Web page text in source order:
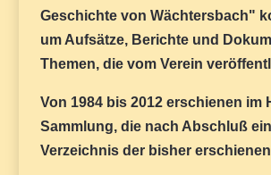
Geschichte von Wächtersbach"
um Aufsätze, Berichte und
Themen, die vom Verein
Von 1984 bis 2012 erschienen
Sammlung, die nach Abschluß
Verzeichnis der bisher